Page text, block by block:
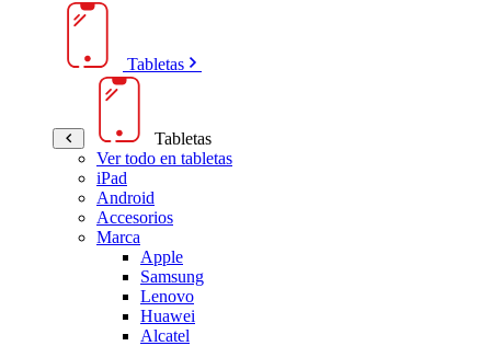
Tabletas
Tabletas
Ver todo en tabletas
iPad
Android
Accesorios
Marca
Apple
Samsung
Lenovo
Huawei
Alcatel